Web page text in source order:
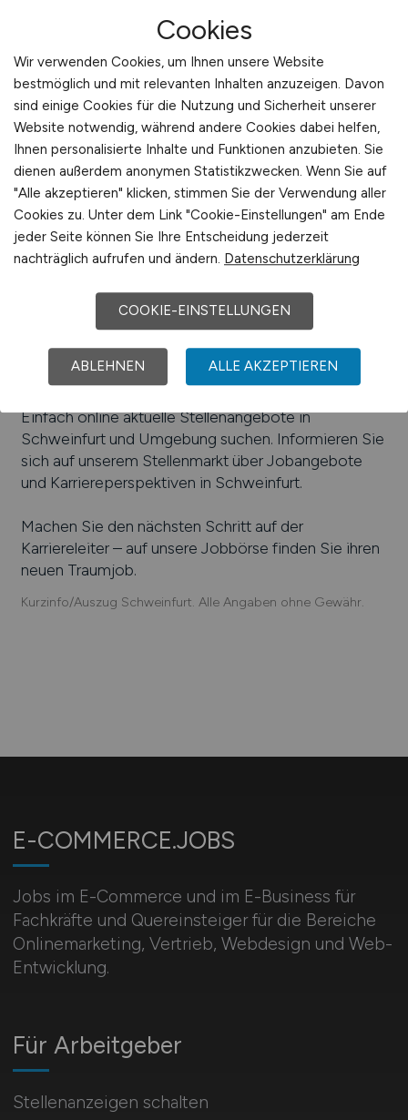
Schweinfurt/Branchen
Regeltechnik, Verkehr, Hotellerie, Lineartechnik,
Bewegungstechnik, Energietechnik,
Informationstechnologie, Gastronomie,
Medizintechnik, Produktion, Lager, Handel, Logistik,
Dienstleistungen, Gesundheitswesen, Mechatronik,
Wälzlagerproduktion, Finanzwesen
Beliebte Arbeitgeber inSchweinfurt, die
attraktive Jobangebote bieten:Schwedische
Kugellagerfabriken SKF GmbH, Schaeffler
Haßberge, Leopoldina-Krankenhaus, Fresenius
Medical Care, ZF Race Engineering GmbH, SKD
GmbH, Stadtwerke Schweinfurt GmbH, Bankhaus
Max Flessa, Bosch Rexroth AG, GPSoverIP GmbH
Einfach online aktuelle Stellenangebote in
Schweinfurtund Umgebung suchen. Informieren Sie
sich auf unserem Stellenmarkt über Jobangebote
und Karriereperspektiven in Schweinfurt.
Machen Sie den nächsten Schritt auf der
Karriereleiter – auf unsere Jobbörse finden Sie ihren
neuen Traumjob.
Kurzinfo/Auszug Schweinfurt. Alle Angaben ohne Gewähr.
E-COMMERCE.JOBS
Jobs im E-Commerce und im E-Business für
Fachkräfte und Quereinsteiger für die Bereiche
Onlinemarketing, Vertrieb, Webdesign und Web-
Entwicklung.
Für Arbeitgeber
Stellenanzeigen schalten
Cookies
Wir verwenden Cookies, um Ihnen unsere Website
bestmöglich und mit relevanten Inhalten anzuzeigen. Davon
sind einige Cookies für die Nutzung und Sicherheit unserer
Website notwendig, während andere Cookies dabei helfen,
Ihnen personalisierte Inhalte und Funktionen anzubieten. Sie
dienen außerdem anonymen Statistikzwecken. Wenn Sie auf
"Alle akzeptieren" klicken, stimmen Sie der Verwendung aller
Cookies zu. Unter dem Link "Cookie-Einstellungen" am Ende
jeder Seite können Sie Ihre Entscheidung jederzeit
nachträglich aufrufen und ändern. Datenschutzerklärung
COOKIE-EINSTELLUNGEN
ABLEHNEN ALLE AKZEPTIEREN